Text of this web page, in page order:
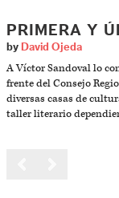
PRIMERA Y
by David Ojeda
A Víctor Sandoval lo
frente del Consejo
diversas casas de
taller literario